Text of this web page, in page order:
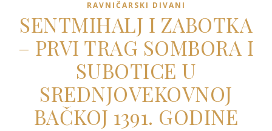
RAVNIČARSKI DIVANI
SENTMIHALJ I ZABOTKA
– PRVI TRAG SOMBORA I
SUBOTICE U
SREDNJOVEKOVNOJ
BAČKOJ 1391. GODINE